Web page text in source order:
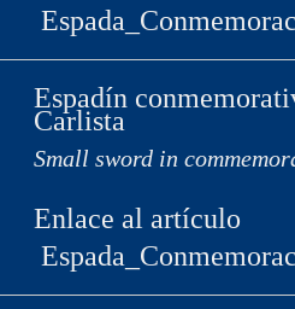
Espadín
Carlista
Small sword in
Enlace al artículo